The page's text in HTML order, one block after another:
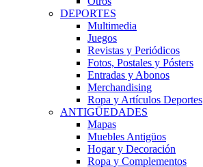
DEPORTES
Multimedia
Juegos
Revistas y Periódicos
Fotos, Postales y Pósters
Entradas y Abonos
Merchandising
Ropa y Artículos Deportes
ANTIGÜEDADES
Mapas
Muebles Antigüos
Hogar y Decoración
Ropa y Complementos